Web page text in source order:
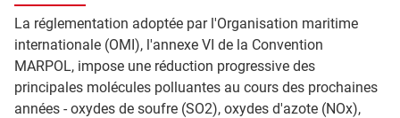
La réglementation adoptée par l'Organisation maritime
internationale (OMI), l'annexe VI de la Convention
MARPOL, impose une réduction progressive des
principales molécules polluantes au cours des prochaines
années - oxydes de soufre (SO2), oxydes d'azote (NOx),